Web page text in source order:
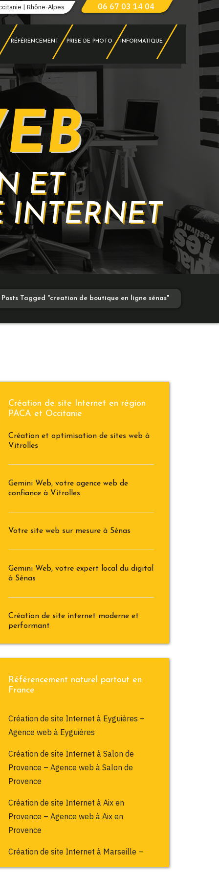
| Rhône-Alpes 06 67 03 14 04
RÉFÉRENCEMENT PRISE DE PHOTO INFORMATIQUE
ET
INTERNET
Posts Tagged "creation de boutique en ligne sénas"
Création de site Internet en région
PACA et Occitanie
Création et optimisation de sites web à
Vitrolles
Gemini Web, votre agence web de
confiance à Vitrolles
Votre site web sur mesure à Sénas
Gemini Web, votre expert local du digital
à Sénas
Création de site internet moderne et
performant
Référencement naturel partout en
France
Création de site Internet à Eyguières –
Agence web à Eyguières
Création de site Internet à Salon de
Provence – Agence web à Salon de
Provence
Création de site Internet à Aix en
Provence – Agence web à Aix en
Provence
Création de site Internet à Marseille –
Agence web à Marseille